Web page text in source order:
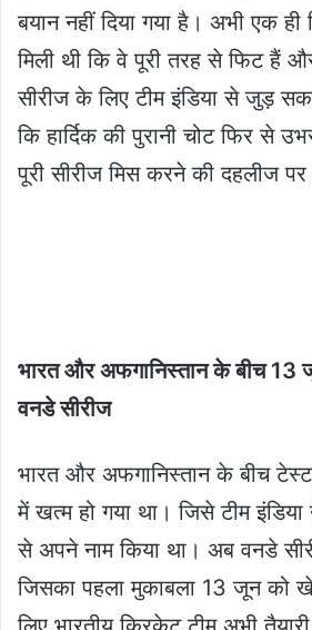
बयान नहीं दिया गया है। अभी एक ही
मिली थी कि वे पूरी तरह से फिट हैं
सीरीज के लिए टीम इंडिया से जुड़
कि हार्दिक की पुरानी चोट फिर से
पूरी सीरीज मिस करने की दहलीज
भारत और अफगानिस्तान के बीच 13
वनडे सीरीज
भारत और अफगानिस्तान के बीच टेस्ट
में खत्म हो गया था। जिसे टीम
से अपने नाम किया था। अब वनडे
जिसका पहला मुकाबला 13 जून को